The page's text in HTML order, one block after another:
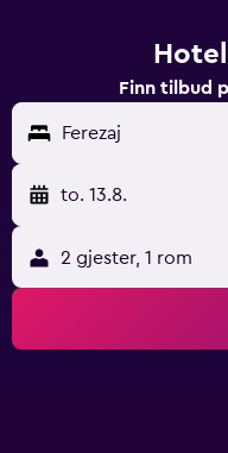
Finn tilbud
Ferezaj
to. 13.8.
2 gjester, 1 rom